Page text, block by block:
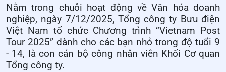
Nằm trong chuỗi hoạt động về Văn hóa doanh
nghiệp, ngày 7/12/2025, Tổng công ty Bưu điện
Việt Nam tổ chức Chương trình “Vietnam Post
Tour 2025” dành cho các bạn nhỏ trong độ tuổi 9
- 14, là con cán bộ công nhân viên Khối Cơ quan
Tổng công ty.